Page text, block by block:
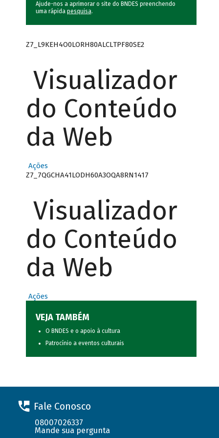
Ajude-nos a aprimorar o site do BNDES preenchendo
uma rápida pesquisa.
Z7_L9KEH4O0LORH80ALCLTPF80SE2
Visualizador
do Conteúdo
da Web
Ações
Z7_7QGCHA41LODH60A3OQA8RN1417
Visualizador
do Conteúdo
da Web
Ações
VEJA TAMBÉM
O BNDES e o apoio à cultura
Patrocínio a eventos culturais
Fale Conosco
08007026337
Mande sua pergunta